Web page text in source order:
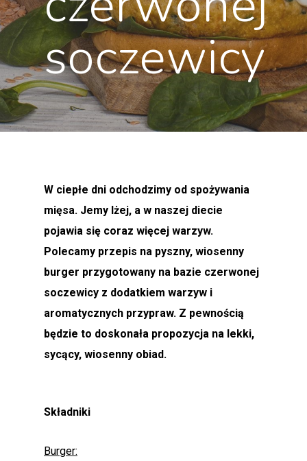
soczewicy
W ciepłe dni odchodzimy od spożywania
mięsa. Jemy lżej, a w naszej diecie
pojawia się coraz więcej warzyw.
Polecamy przepis na pyszny, wiosenny
burger przygotowany na bazie czerwonej
soczewicy z dodatkiem warzyw i
aromatycznych przypraw. Z pewnością
będzie to doskonała propozycja na lekki,
sycący, wiosenny obiad.
Składniki
Burger: